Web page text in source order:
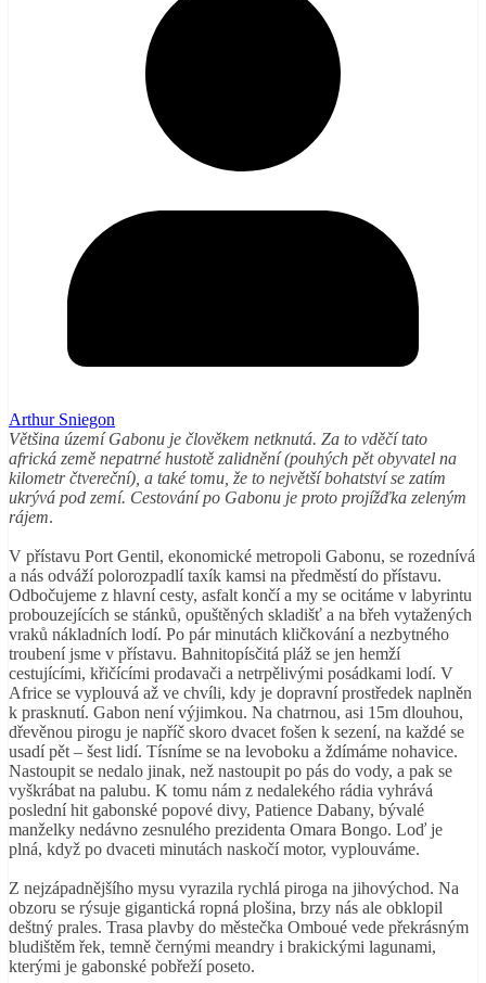
Arthur Sniegon
Většina území Gabonu je člověkem netknutá. Za to vděčí tato
africká země nepatrné hustotě zalidnění (pouhých pět obyvatel na
kilometr čtvereční), a také tomu, že to největší bohatství se zatím
ukrývá pod zemí. Cestování po Gabonu je proto projížďka zeleným
rájem.
V přístavu Port Gentil, ekonomické metropoli Gabonu, se rozednívá
a nás odváží polorozpadlí taxík kamsi na předměstí do přístavu.
Odbočujeme z hlavní cesty, asfalt končí a my se ocitáme v labyrintu
probouzejících se stánků, opuštěných skladišť a na břeh vytažených
vraků nákladních lodí. Po pár minutách kličkování a nezbytného
troubení jsme v přístavu. Bahnitopísčitá pláž se jen hemží
cestujícími, křičícími prodavači a netrpělivými posádkami lodí. V
Africe se vyplouvá až ve chvíli, kdy je dopravní prostředek naplněn
k prasknutí. Gabon není výjimkou. Na chatrnou, asi 15m dlouhou,
dřevěnou pirogu je napříč skoro dvacet fošen k sezení, na každé se
usadí pět – šest lidí. Tísníme se na levoboku a ždímáme nohavice.
Nastoupit se nedalo jinak, než nastoupit po pás do vody, a pak se
vyškrábat na palubu. K tomu nám z nedalekého rádia vyhrává
poslední hit gabonské popové divy, Patience Dabany, bývalé
manželky nedávno zesnulého prezidenta Omara Bongo. Loď je
plná, když po dvaceti minutách naskočí motor, vyplouváme.
Z nejzápadnějšího mysu vyrazila rychlá piroga na jihovýchod. Na
obzoru se rýsuje gigantická ropná plošina, brzy nás ale obklopil
deštný prales. Trasa plavby do městečka Omboué vede překrásným
bludištěm řek, temně černými meandry i brakickými lagunami,
kterými je gabonské pobřeží poseto.